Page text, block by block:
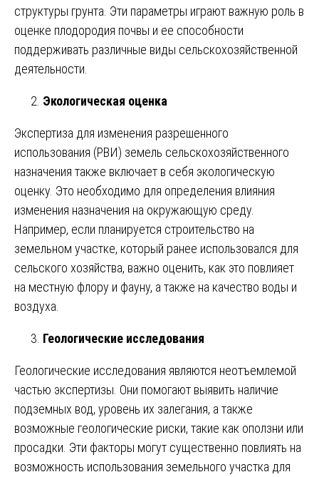
структуры грунта. Эти параметры играют важную роль в
оценке плодородия почвы и ее способности
поддерживать различные виды сельскохозяйственной
деятельности.
Экологическая оценка
Экспертиза для изменения разрешенного
использования (РВИ) земель сельскохозяйственного
назначения также включает в себя экологическую
оценку. Это необходимо для определения влияния
изменения назначения на окружающую среду.
Например, если планируется строительство на
земельном участке, который ранее использовался для
сельского хозяйства, важно оценить, как это повлияет
на местную флору и фауну, а также на качество воды и
воздуха.
Геологические исследования
Геологические исследования являются неотъемлемой
частью экспертизы. Они помогают выявить наличие
подземных вод, уровень их залегания, а также
возможные геологические риски, такие как оползни или
просадки. Эти факторы могут существенно повлиять на
возможность использования земельного участка для